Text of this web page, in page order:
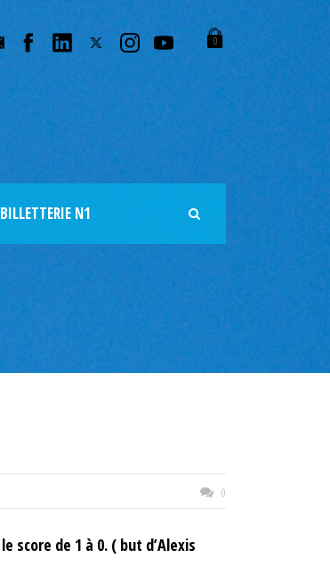
0
BILLETTERIE N1
0
score de 1 à 0. ( but d’Alexis